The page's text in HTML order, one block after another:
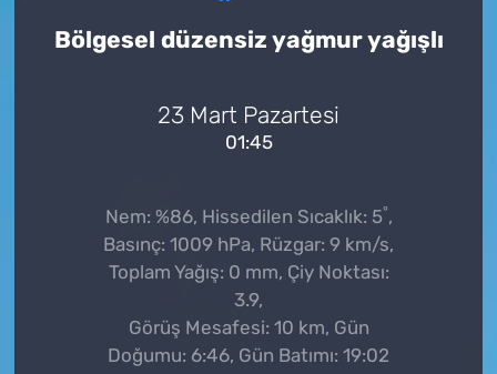
Bölgesel düzensiz yağmur yağışlı
23 Mart Pazartesi
01:45
Nem: %86, Hissedilen Sıcaklık: 5°,
Basınç: 1009 hPa, Rüzgar: 9 km/s,
Toplam Yağış: 0 mm, Çiy Noktası:
3.9,
Görüş Mesafesi: 10 km, Gün
Doğumu: 6:46, Gün Batımı: 19:02